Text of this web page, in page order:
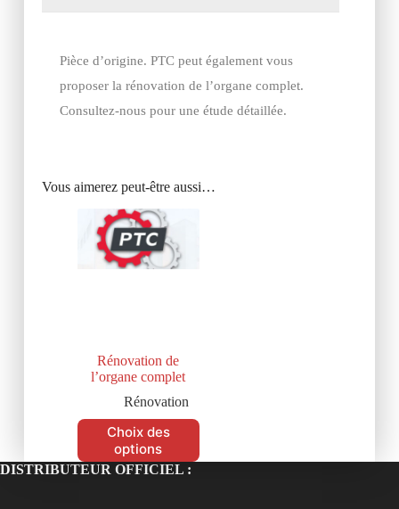
Pièce d’origine. PTC peut également vous
proposer la rénovation de l’organe complet.
Consultez-nous pour une étude détaillée.
Vous aimerez peut-être aussi…
Rénovation de
l’organe complet
Rénovation
Choix des
options
DISTRIBUTEUR OFFICIEL :